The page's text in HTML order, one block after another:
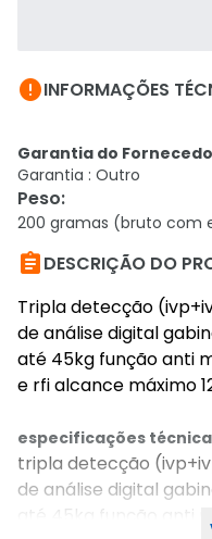
INFORMAÇÕES
Garantia do
Garantia : Outro
Peso:
200 gramas (bruto com
DESCRIÇÃO DO
Tripla detecção
de análise digital
até 45kg função anti
e rfi alcance máximo
especificações
tripla detecção
de análise digital
até 45kg função anti